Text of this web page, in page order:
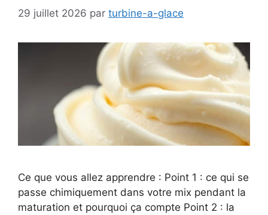
29 juillet 2026 par turbine-a-glace
Ce que vous allez apprendre : Point 1 : ce qui se
passe chimiquement dans votre mix pendant la
maturation et pourquoi ça compte Point 2 : la